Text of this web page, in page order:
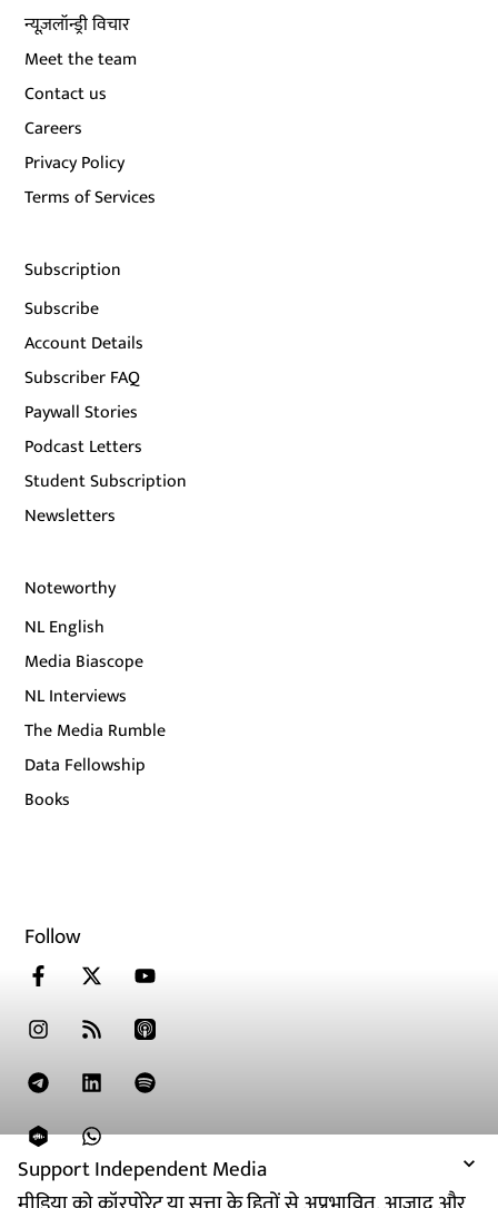
Support Independent Media
न्यूज़लॉन्ड्री विचार
Meet the team
Contact us
Careers
Privacy Policy
Terms of Services
Subscription
Subscribe
Account Details
Subscriber FAQ
Paywall Stories
Podcast Letters
Student Subscription
Newsletters
Noteworthy
NL English
Media Biascope
NL Interviews
The Media Rumble
Data Fellowship
Books
Follow